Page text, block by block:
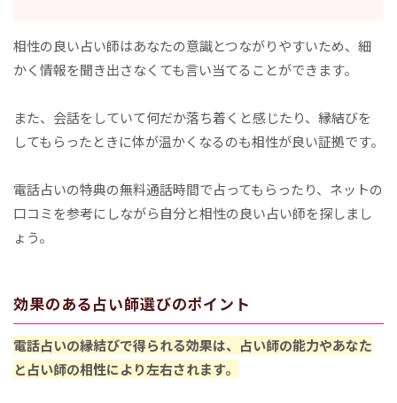
相性の良い占い師はあなたの意識とつながりやすいため、細
かく情報を聞き出さなくても言い当てることができます。
また、会話をしていて何だか落ち着くと感じたり、縁結びを
してもらったときに体が温かくなるのも相性が良い証拠です。
電話占いの特典の無料通話時間で占ってもらったり、ネットの
口コミを参考にしながら自分と相性の良い占い師を探しまし
ょう。
効果のある占い師選びのポイント
電話占いの縁結びで得られる効果は、占い師の能力やあなた
と占い師の相性により左右されます。